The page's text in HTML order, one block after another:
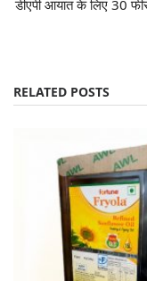
डीएपी आयात के लिए 30
RELATED POSTS